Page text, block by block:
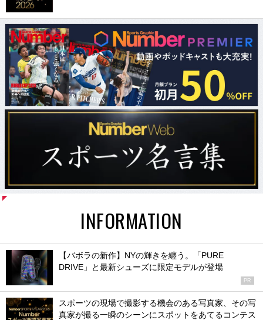
INFORMATION
【バボラの新作】NYの輝きを纏う。「PURE
DRIVE」と最新シューズに限定モデルが登場
PR
スポーツの現場で撮影する機会のある写真家、その写
真家が撮る一瞬のシーンにスポットをあてるコンテス